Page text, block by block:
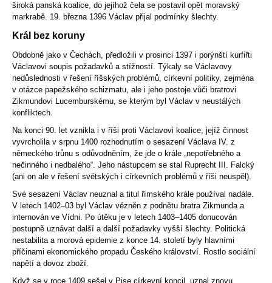
široká panská koalice, do jejíhož čela se postavil opět moravský
markrabě. 19. března 1396 Václav přijal podmínky šlechty.
Král bez koruny
Obdobně jako v Čechách, předložili v prosinci 1397 i porýnští kurfiřti
Václavovi soupis požadavků a stížností. Týkaly se Václavovy
nedůslednosti v řešení říšských problémů, církevní politiky, zejména
v otázce papežského schizmatu, ale i jeho postoje vůči bratrovi
Zikmundovi Lucemburskému, se kterým byl Václav v neustálých
konfliktech.
Na konci 90. let vznikla i v říši proti Václavovi koalice, jejíž činnost
vyvrcholila v srpnu 1400 rozhodnutím o sesazení Václava IV. z
německého trůnu s odůvodněním, že jde o krále „nepotřebného a
nečinného i nedbalého“. Jeho nástupcem se stal Ruprecht III. Falcký
(ani on ale v řešení světských i církevních problémů v říši neuspěl).
Své sesazení Václav neuznal a titul římského krále používal nadále.
V letech 1402–03 byl Václav vězněn z podnětu bratra Zikmundaa
internován ve Vídni. Po útěku je v letech 1403–1405 donucován
postupně uznávat další a další požadavky vyšší šlechty. Politická
nestabilita a morová epidemie z konce 14. století byly hlavními
příčinami ekonomického propadu Českého království. Rostlo sociální
napětí a dovoz zboží.
Když se v roce 1409 sešel v Pise církevní koncil, uznal znovu